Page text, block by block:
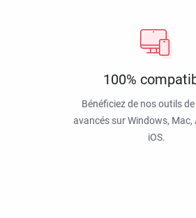
100%
Bénéficiez de nos outils
avancés sur Windows, Mac,
iOS.